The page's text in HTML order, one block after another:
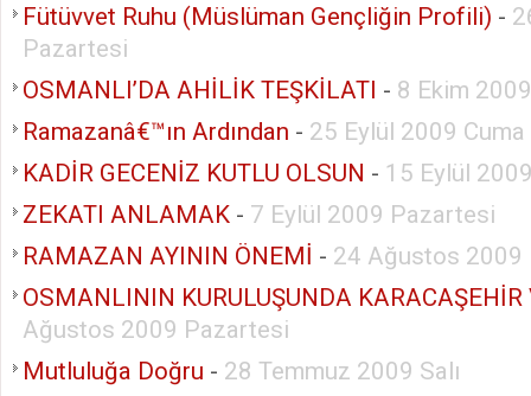
Fütüvvet Ruhu (Müslüman Gençliğin Profili) -
Pazartesi
OSMANLI’DA AHİLİK TEŞKİLATI - 8 Ekim
Ramazanâ€™ın Ardından - 25 Eylül 2009 Cuma
KADİR GECENİZ KUTLU OLSUN - 15 Eylül
ZEKATI ANLAMAK - 7 Eylül 2009 Pazartesi
RAMAZAN AYININ ÖNEMİ - 24 Ağustos 2009
OSMANLININ KURULUŞUNDA KARACAŞEHİR
Ağustos 2009 Pazartesi
Mutluluğa Doğru - 28 Temmuz 2009 Salı